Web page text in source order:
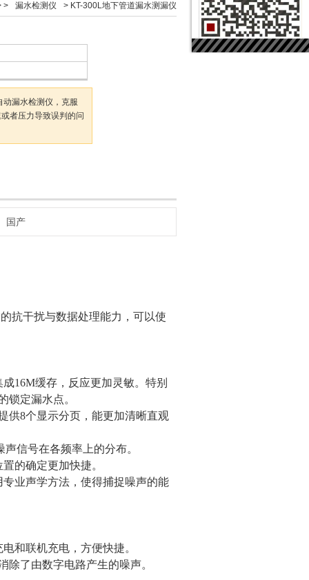
> 漏水检测仪 > KT-300L地下管道漏水测漏仪
动漏水检测仪，克服
者压力导致误判的问
国产
抗干扰与数据处理能力，可以使
16M缓存，反应更加灵敏。特别
锁定漏水点。
供8个显示分页，能更加清晰直观
信号在各频率上的分布。
的确定更加快捷。
业声学方法，使得捕捉噪声的能
和联机充电，方便快捷。
除了由数字电路产生的噪声。